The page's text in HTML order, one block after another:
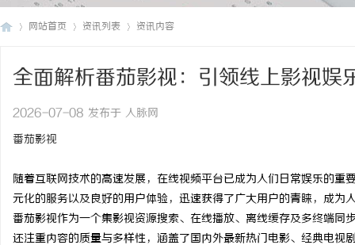
网站首页 资讯列表 资讯内容
全面解析番茄影视：引领线上影视娱
2026-07-08 发布于 人脉网
番茄影视
随着互联网技术的高速发展，在线视频平台已成为人们日常娱乐的
元化的服务以及良好的用户体验，迅速获得了广大用户的青睐，成为
番茄影视作为一个集影视资源搜索、在线播放、离线缓存及多终端
还注重内容的质量与多样性，涵盖了国内外最新热门电影、经典电